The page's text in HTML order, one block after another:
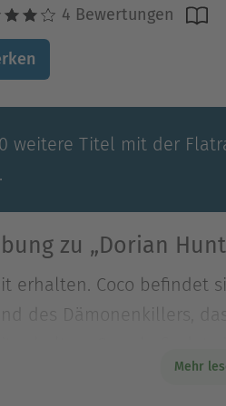
4 Bewertungen
weitere Titel mit der
zu „Dorian
erhalten. Coco befindet
des Dämonenkillers,
des Dämonenkillers,
Mehr